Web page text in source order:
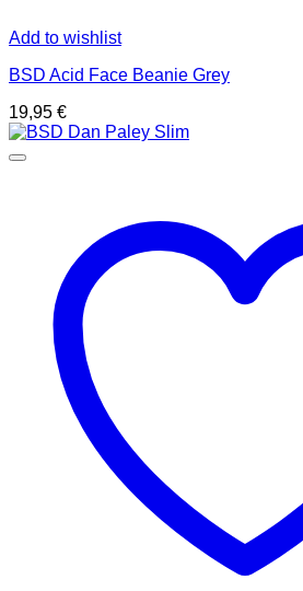
Add to wishlist
BSD Acid Face Beanie Grey
19,95 €